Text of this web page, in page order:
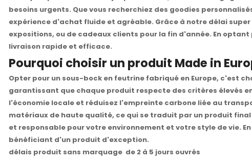
besoins urgents. Que vous recherchiez des goodies
expérience d'achat fluide et agréable. Grâce à notre délai
expositions, ou de cadeaux clients pour la fin d'année. En
livraison rapide et efficace.
Pourquoi choisir un produit Made in
Opter pour un sous-bock en feutrine fabriqué en Europe, c'est
garantissant que chaque produit respecte des critères élevés
l'économie locale et réduisez l'empreinte carbone liée au
matériaux de haute qualité, ce qui se traduit par un produit
et responsable pour votre environnement et votre style de vie.
bénéficiant d'un produit d'exception.
délais produit sans marquage de 2 à 5 jours ouvrés